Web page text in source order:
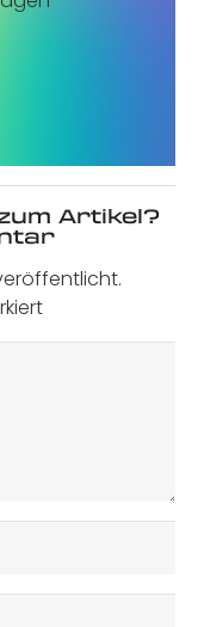
Artikel?